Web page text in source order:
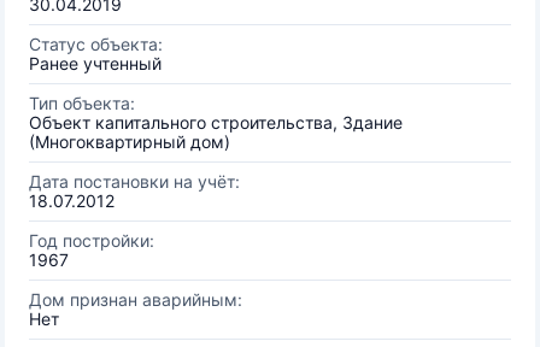
30.04.2019
Статус объекта:
Ранее учтенный
Тип объекта:
Объект капитального строительства, Здание
(Многоквартирный дом)
Дата постановки на учёт:
18.07.2012
Год постройки:
1967
Дом признан аварийным:
Нет